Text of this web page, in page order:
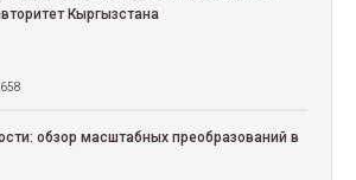
Кыргызстана
658
обзор масштабных преобразований в